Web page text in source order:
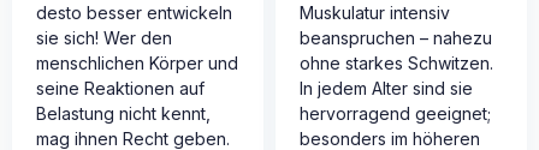
desto besser entwickeln
sie sich! Wer den
menschlichen Körper und
seine Reaktionen auf
Belastung nicht kennt,
mag ihnen Recht geben.
Muskulatur intensiv
beanspruchen – nahezu
ohne starkes Schwitzen.
In jedem Alter sind sie
hervorragend geeignet;
besonders im höheren